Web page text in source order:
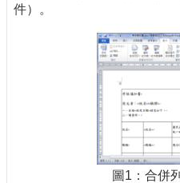
技
件）。
圖1：合併